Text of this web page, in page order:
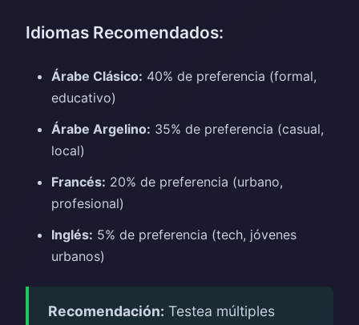
Idiomas Recomendados:
Árabe Clásico: 40% de preferencia (formal,
educativo)
Árabe Argelino: 35% de preferencia (casual,
local)
Francés: 20% de preferencia (urbano,
profesional)
Inglés: 5% de preferencia (tech, jóvenes
urbanos)
Recomendación: Testea múltiples